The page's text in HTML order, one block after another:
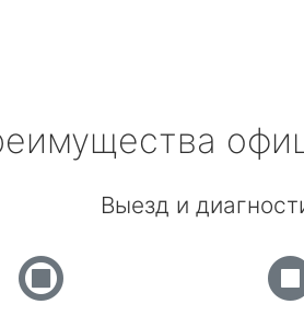
Выезд и